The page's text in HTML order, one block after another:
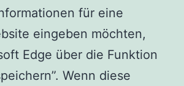
für eine
eingeben möchten,
Edge über die Funktion
Wenn diese